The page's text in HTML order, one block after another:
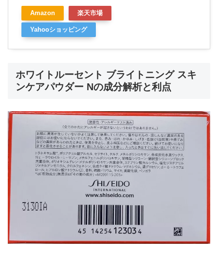
Amazon 楽天市場
Yahooショッピング
ホワイトルーセント ブライトニング スキ
ンケアパウダー Nの成分解析と利点